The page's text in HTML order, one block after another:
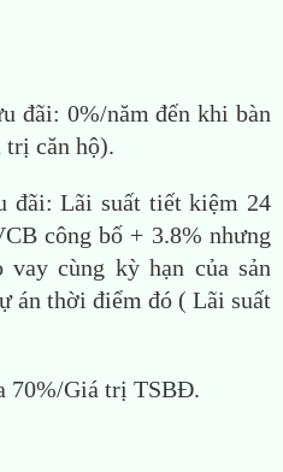
0%/năm đến khi bàn
trị căn hộ).
Lãi suất tiết kiệm 24
công bố + 3.8% nhưng
vay cùng kỳ hạn của sản
án thời điểm đó ( Lãi suất
70%/Giá trị TSBĐ.